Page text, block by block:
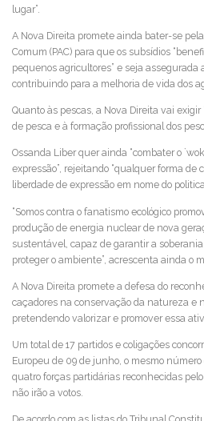
lugar”.
A Nova Direita promete ainda bater-se
Comum (PAC) para que os subsídios
pequenos agricultores” e seja
contribuindo para a melhoria de vida dos
Quanto às pescas, a Nova Direita vai exigir
de pesca e à formação profissional dos
Ossanda Liber quer ainda “combater o
expressão”, rejeitando “qualquer forma
liberdade de expressão em nome do
“Somos contra o fanatismo ecológico
produção de energia nuclear de nova
sustentável, capaz de garantir a
proteger o ambiente”, acrescenta ainda o
A Nova Direita promete a defesa do
caçadores na conservação da natureza e
pretendendo valorizar e promover essa
Um total de 17 partidos e coligações
Europeu de 09 de junho, o mesmo
quatro forças partidárias reconhecidas
não irão a votos.